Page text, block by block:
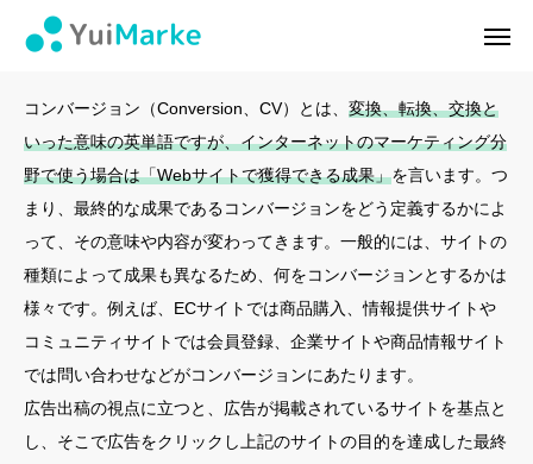
コンバージョン（Conversion、CV）とは、 変換、転換、交換と
いった意味の英単語ですが、インターネットのマーケティング分
野で使う場合は「Webサイトで獲得できる成果」を言います。つ
まり、最終的な成果であるコンバージョンをどう定義するかによ
って、その意味や内容が変わってきます。一般的には、サイトの
種類によって成果も異なるため、何をコンバージョンとするかは
様々です。例えば、ECサイトでは商品購入、情報提供サイトや
コミュニティサイトでは会員登録、企業サイトや商品情報サイト
では問い合わせなどがコンバージョンにあたります。
広告出稿の視点に立つと、広告が掲載されているサイトを基点と
し、そこで広告をクリックし上記のサイトの目的を達成した最終
ログイン 会員登録
実績・お客様の声
無料診断
イベント・セミナー情報
コンテンツ